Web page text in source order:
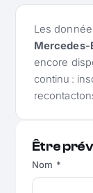
Les
Mercedes-
encore
continu :
Être
Nom *